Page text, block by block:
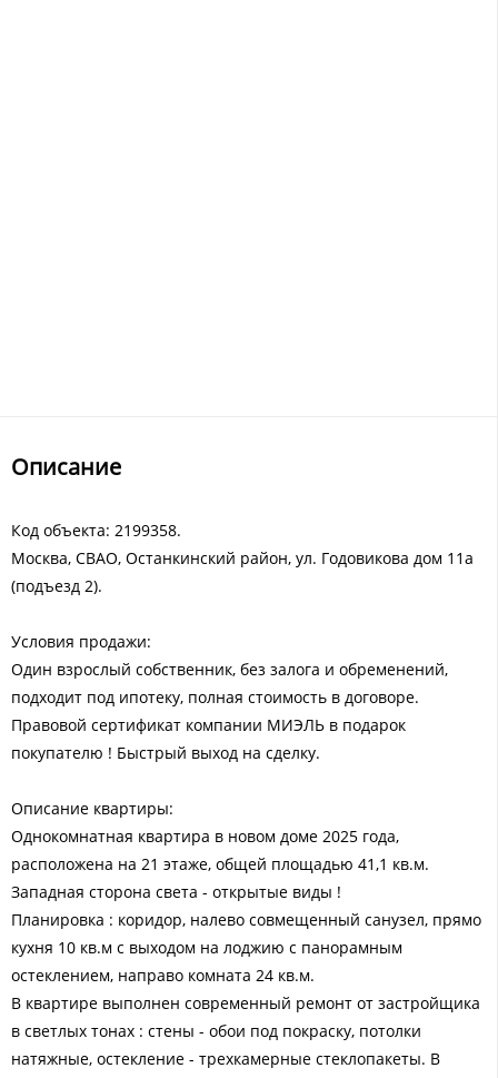
Описание
Код объекта: 2199358.
Москва, СВАО, Останкинский район, ул. Годовикова дом 11а
(подъезд 2).
Условия продажи:
Один взрослый собственник, без залога и обременений,
подходит под ипотеку, полная стоимость в договоре.
Правовой сертификат компании МИЭЛЬ в подарок
покупателю ! Быстрый выход на сделку.
Описание квартиры:
Однокомнатная квартира в новом доме 2025 года,
расположена на 21 этаже, общей площадью 41,1 кв.м.
Западная сторона света - открытые виды !
Планировка : коридор, налево совмещенный санузел, прямо
кухня 10 кв.м с выходом на лоджию с панорамным
остеклением, направо комната 24 кв.м.
В квартире выполнен современный ремонт от застройщика
в светлых тонах : стены - обои под покраску, потолки
натяжные, остекление - трехкамерные стеклопакеты. В